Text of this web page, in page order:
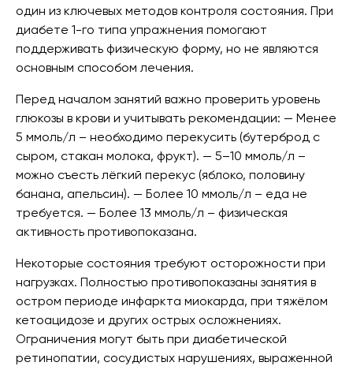
один из ключевых методов контроля состояния. При
диабете 1-го типа упражнения помогают
поддерживать физическую форму, но не являются
основным способом лечения.
Перед началом занятий важно проверить уровень
глюкозы в крови и учитывать рекомендации: — Менее
5 ммоль/л – необходимо перекусить (бутерброд с
сыром, стакан молока, фрукт). — 5–10 ммоль/л –
можно съесть лёгкий перекус (яблоко, половину
банана, апельсин). — Более 10 ммоль/л – еда не
требуется. — Более 13 ммоль/л – физическая
активность противопоказана.
Некоторые состояния требуют осторожности при
нагрузках. Полностью противопоказаны занятия в
остром периоде инфаркта миокарда, при тяжёлом
кетоацидозе и других острых осложнениях.
Ограничения могут быть при диабетической
ретинопатии, сосудистых нарушениях, выраженной